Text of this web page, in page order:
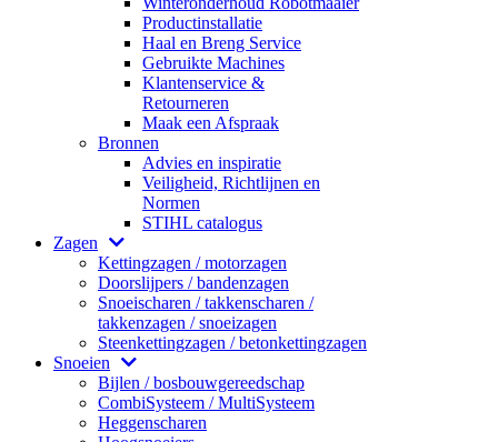
Productinstallatie
Haal en Breng Service
Gebruikte Machines
Klantenservice &
Retourneren
Maak een Afspraak
Bronnen
Advies en inspiratie
Veiligheid, Richtlijnen en
Normen
STIHL catalogus
Zagen
Kettingzagen / motorzagen
Doorslijpers / bandenzagen
Snoeischaren / takkenscharen /
takkenzagen / snoeizagen
Steenkettingzagen / betonkettingzagen
Snoeien
Bijlen / bosbouwgereedschap
CombiSysteem / MultiSysteem
Heggenscharen